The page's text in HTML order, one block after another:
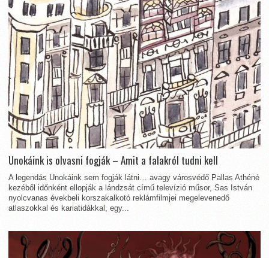
Unokáink is olvasni fogják – Amit a falakról tudni kell
A legendás Unokáink sem fogják látni… avagy városvédő Pallas Athéné
kezéből időnként ellopják a lándzsát című televízió műsor, Sas István
nyolcvanas évekbeli korszakalkotó reklámfilmjei megelevenedő
atlaszokkal és kariatidákkal, egy...